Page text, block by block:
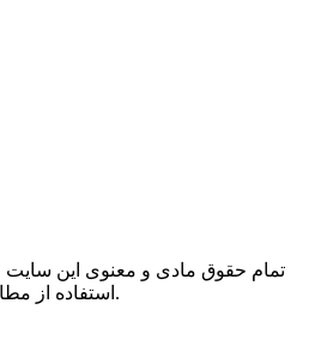
تمام حقوق مادی و معنوی این سایت
استفاده از مطالب با ذکر منبع بلامانع است.